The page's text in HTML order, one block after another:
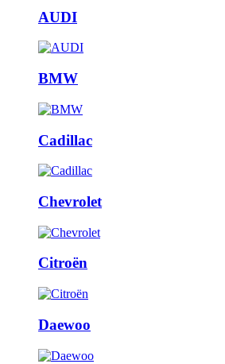
AUDI
BMW
Cadillac
Chevrolet
Citroën
Daewoo